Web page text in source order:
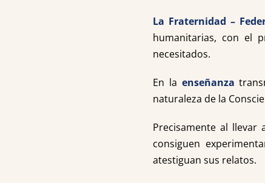
La Fraternidad –
humanitarias, con el
necesitados.
En la enseñanza
naturaleza de la
Precisamente al llevar
consiguen
atestiguan sus relatos.